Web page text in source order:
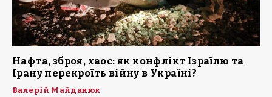
Нафта, зброя, хаос: як конфлікт Ізраїлю та
Ірану перекроїть війну в Україні?
Валерій Майданюк